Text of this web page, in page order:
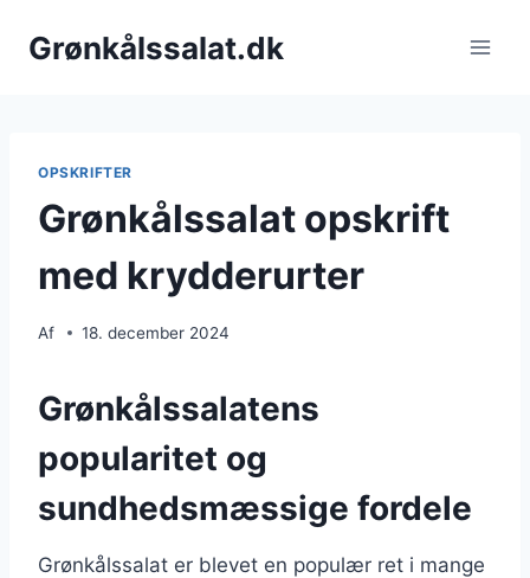
Grønkålssalat.dk
OPSKRIFTER
Grønkålssalat opskrift
med krydderurter
Af 18. december 2024
Grønkålssalatens
popularitet og
sundhedsmæssige fordele
Grønkålssalat er blevet en populær ret i mange